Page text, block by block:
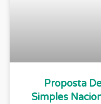
Proposta
Simples